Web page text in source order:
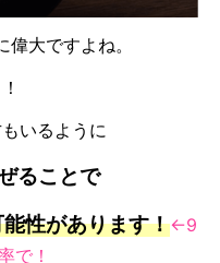
大ですよね。
いるように
ることで
性があります！←9
で！